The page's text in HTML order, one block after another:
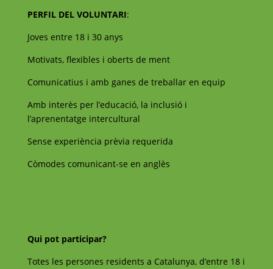
PERFIL DEL VOLUNTARI:
Joves entre 18 i 30 anys
Motivats, flexibles i oberts de ment
Comunicatius i amb ganes de treballar en equip
Amb interès per l’educació, la inclusió i
l’aprenentatge intercultural
Sense experiència prèvia requerida
Còmodes comunicant-se en anglès
Qui pot participar?
Totes les persones residents a Catalunya, d’entre 18 i